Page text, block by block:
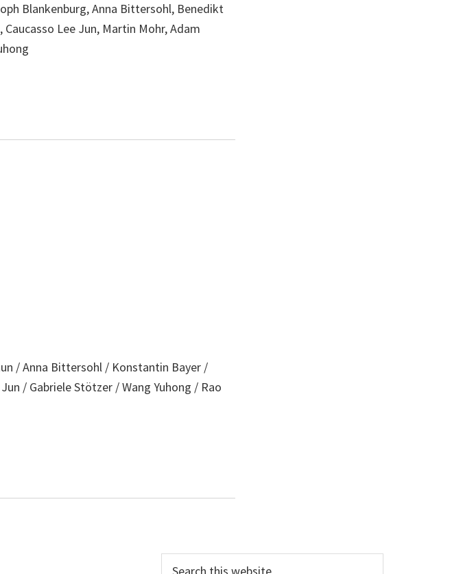
Blankenburg, Anna Bittersohl, Benedikt
Lee Jun, Martin Mohr, Adam
/ Anna Bittersohl / Konstantin Bayer /
/ Gabriele Stötzer / Wang Yuhong / Rao
Primary